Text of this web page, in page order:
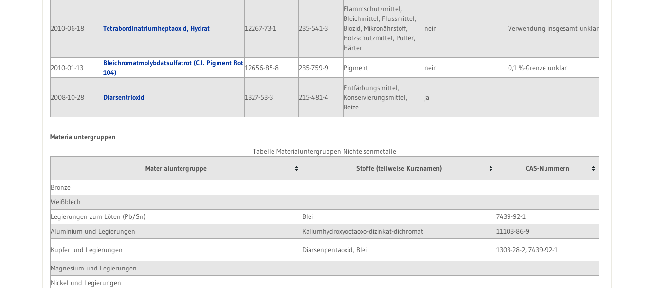
2010-06-18 Tetrabordinatriumheptaoxid, Hydrat 12267-73-1 235-541-3
Flammschutzmittel,
Bleichmittel, Flussmittel,
Biozid, Mikronährstoff,
Holzschutzmittel, Puffer,
Härter
nein Verwendung insgesamt unklar
2010-01-13
Bleichromatmolybdatsulfatrot (C.I. Pigment Rot
104)
12656-85-8 235-759-9 Pigment nein 0,1 %-Grenze unklar
2008-10-28 Diarsentrioxid 1327-53-3 215-481-4
Entfärbungsmittel,
Konservierungsmittel,
Beize
ja
Materialuntergruppen
Tabelle Materialuntergruppen Nichteisenmetalle
Materialuntergruppe
Stoffe (teilweise Kurznamen) CAS-Nummern
Bronze
Weißblech
Legierungen zum Löten (Pb/Sn)
Blei
7439-92-1
Aluminium und Legierungen
Kaliumhydroxyoctaoxo-dizinkat-dichromat 11103-86-9
Kupfer und Legierungen Diarsenpentaoxid, Blei 1303-28-2, 7439-92-1
Magnesium und Legierungen
Nickel und Legierungen